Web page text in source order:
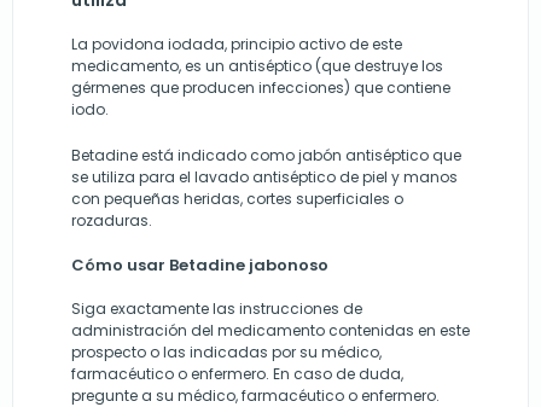
La povidona iodada, principio activo de este
medicamento, es un antiséptico (que destruye los
gérmenes que producen infecciones) que contiene
iodo.
Betadine está indicado como jabón antiséptico que
se utiliza para el lavado antiséptico de piel y manos
con pequeñas heridas, cortes superficiales o
rozaduras.
Cómo usar Betadine jabonoso
Siga exactamente las instrucciones de
administración del medicamento contenidas en este
prospecto o las indicadas por su médico,
farmacéutico o enfermero. En caso de duda,
pregunte a su médico, farmacéutico o enfermero.